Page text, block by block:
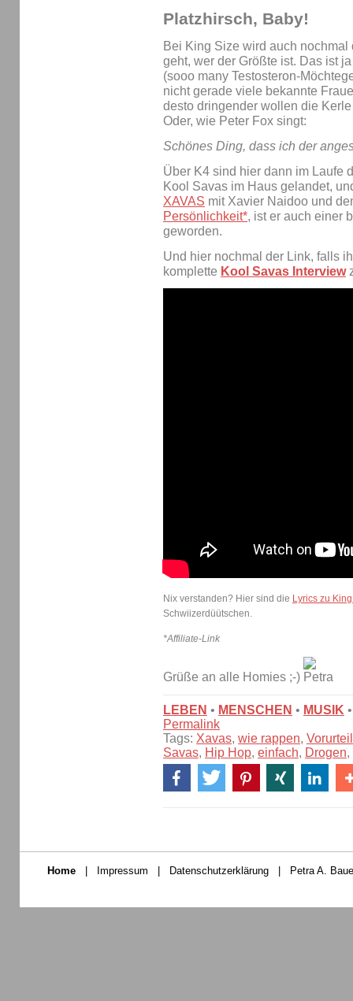
Platzhirsch, Baby!
Bei King Size wird auch
geht, wer der Größte ist. Das ist
(sooo many Testosteron-
nicht gerade viele bekannte
desto dringender wollen die
Oder, wie Peter Fox singt:
Schönes Ding, dass ich der
Über K4 sind hier dann im Laufe
Kool Savas im Haus gelandet,
XAVAS mit Xavier Naidoo und
Persönlichkeit*, ist er auch einer
geworden.
Und hier nochmal der Link, falls
komplette Kool Savas Interview
Nix verstanden? Hier sind die Lyrics zu
Schwiizerdüütschen.
*Affiliate-Link
Grüße an alle Homies ;-)
LEBEN • MENSCHEN • MUSIK
Permalink
Tags: Xavas, wie rappen,
Savas, Hip Hop, einfach, Drogen,
Home | Impressum | Datenschutzerklärung | Petra A.